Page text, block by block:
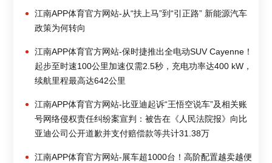
江南APP体育官方网站-从“扶上马”到“引正路” 新能源汽车
政策为何转向
江南APP体育官方网站-保时捷推出全电动SUV Cayenne！
起步至时速100公里加速仅需2.5秒，充电功率达400 kW，
续航里程最高达642公里
江南APP体育官方网站-比亚迪起诉“王悟空说车”及相关账
号网络侵权责任纠纷案宣判：被告在《人民法院报》向比
亚迪公司公开道歉并支付赔偿款等共计31.38万
江南APP体育官方网站-展车超1000台！高阶配置越卖越便